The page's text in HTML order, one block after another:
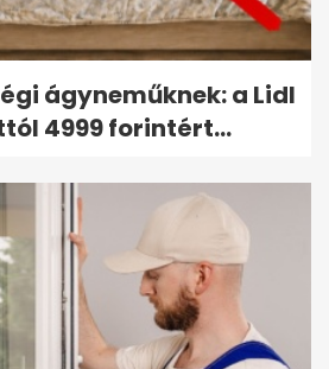
ágyneműknek: a Lidl
4999 forintért...